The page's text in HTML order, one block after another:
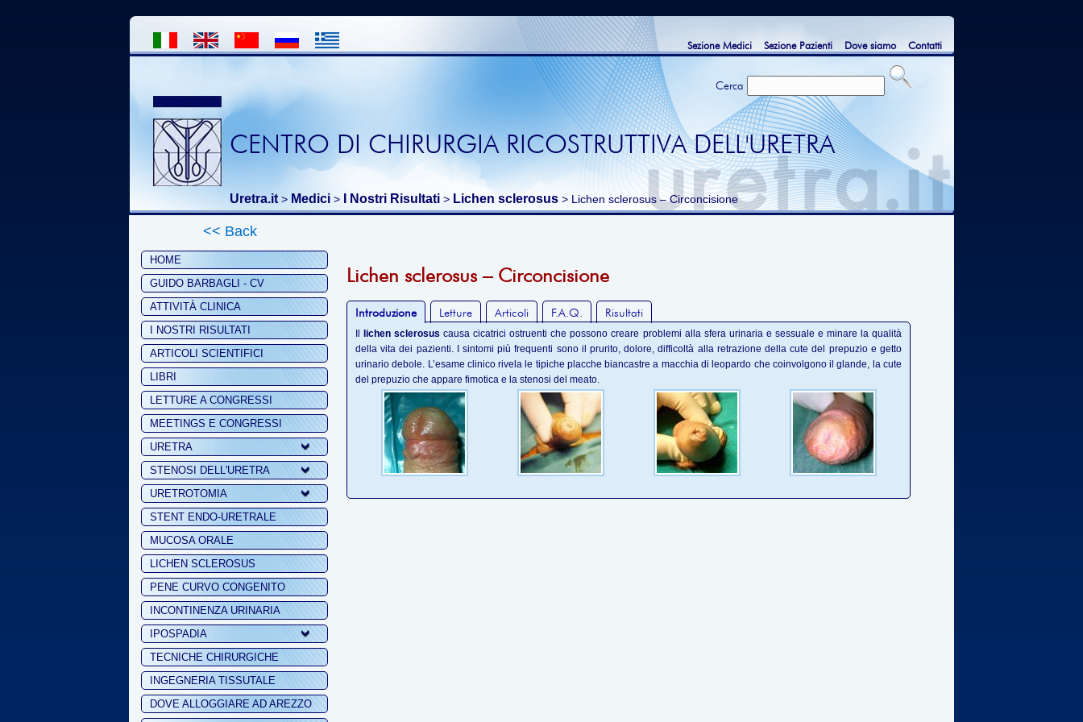
Contatti
Dove siamo
Sezione Pazienti
Sezione Medici
Cerca
CENTRO DI CHIRURGIA RICOSTRUTTIVA DELL'URETRA
Uretra.it > Medici > I Nostri Risultati > Lichen sclerosus > Lichen sclerosus – Circoncisione
<< Back
HOME
GUIDO BARBAGLI - CV
ATTIVITÀ CLINICA
I NOSTRI RISULTATI
ARTICOLI SCIENTIFICI
LIBRI
LETTURE A CONGRESSI
MEETINGS E CONGRESSI
URETRA
STENOSI DELL'URETRA
URETROTOMIA
STENT ENDO-URETRALE
MUCOSA ORALE
LICHEN SCLEROSUS
PENE CURVO CONGENITO
INCONTINENZA URINARIA
IPOSPADIA
TECNICHE CHIRURGICHE
INGEGNERIA TISSUTALE
DOVE ALLOGGIARE AD AREZZO
Lichen sclerosus – Circoncisione
Introduzione Letture Articoli F.A.Q. Risultati
lichen sclerosus causa cicatrici ostruenti che possono creare problemi alla sfera urinaria e sessuale e minare la qualità
della vita dei pazienti. I sintomi più frequenti sono il prurito, dolore, difficoltà alla retrazione della cute del prepuzio e getto
urinario debole. L’esame clinico rivela le tipiche placche biancastre a macchia di leopardo che coinvolgono il glande, la cute
del prepuzio che appare fimotica e la stenosi del meato.